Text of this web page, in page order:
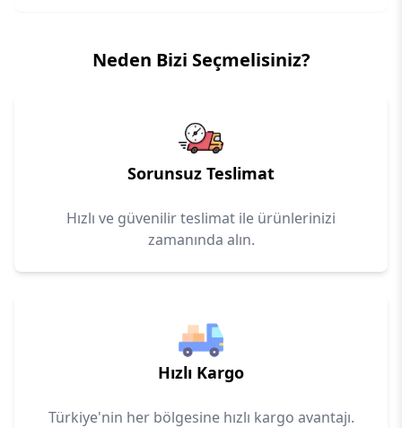
Neden Bizi Seçmelisiniz?
Sorunsuz Teslimat
Hızlı ve güvenilir teslimat ile ürünlerinizi
zamanında alın.
Hızlı Kargo
Türkiye'nin her bölgesine hızlı kargo avantajı.